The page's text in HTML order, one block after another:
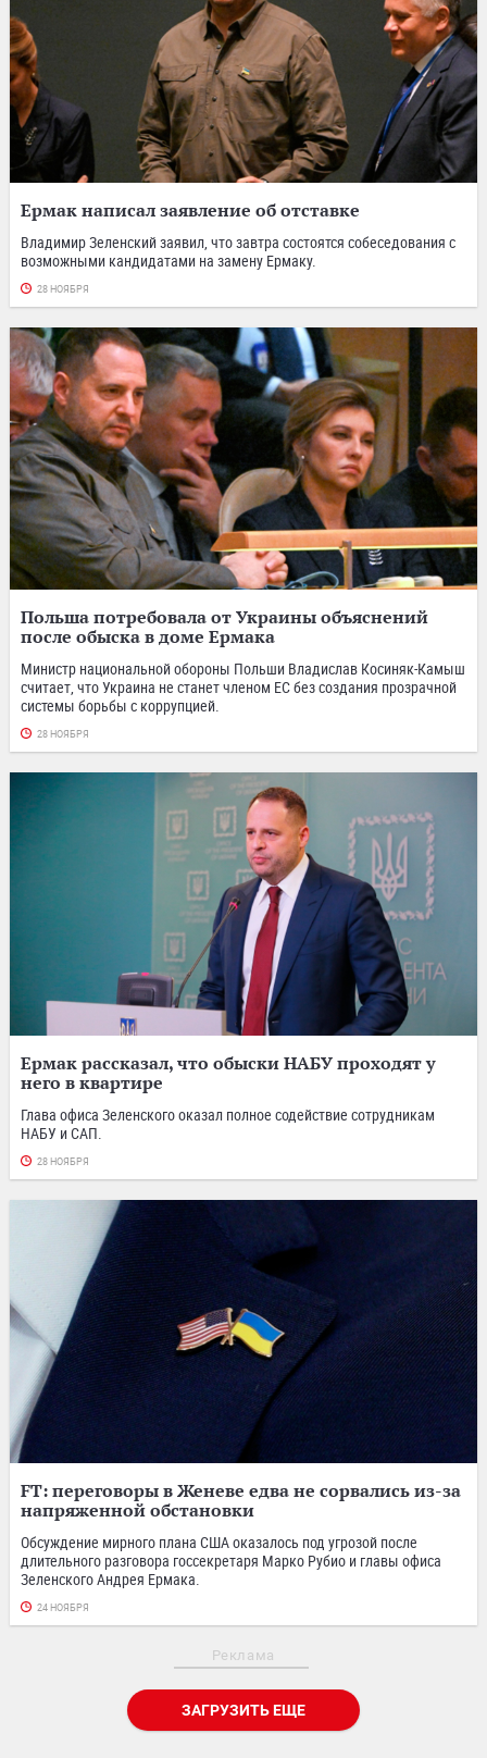
Ермак написал заявление об отставке
Владимир Зеленский заявил, что завтра состоятся собеседования с
возможными кандидатами на замену Ермаку.
28 НОЯБРЯ
Польша потребовала от Украины объяснений
после обыска в доме Ермака
Министр национальной обороны Польши Владислав Косиняк-Камыш
считает, что Украина не станет членом ЕС без создания прозрачной
системы борьбы с коррупцией.
28 НОЯБРЯ
Ермак рассказал, что обыски НАБУ проходят у
него в квартире
Глава офиса Зеленского оказал полное содействие сотрудникам
НАБУ и САП.
28 НОЯБРЯ
FT: переговоры в Женеве едва не сорвались из-за
напряженной обстановки
Обсуждение мирного плана США оказалось под угрозой после
длительного разговора госсекретаря Марко Рубио и главы офиса
Зеленского Андрея Ермака.
24 НОЯБРЯ
Реклама
ЗАГРУЗИТЬ ЕЩЕ